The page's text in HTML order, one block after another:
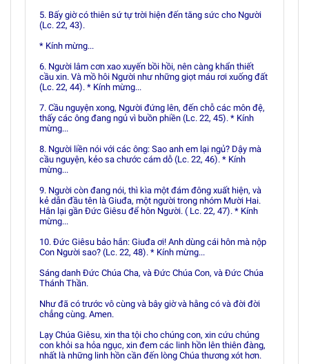
5. Bấy giờ có thiên sứ tự trời hiện đến tăng sức cho Người
(Lc. 22, 43).
* Kính mừng...
6. Người lâm cơn xao xuyến bồi hồi, nên càng khẩn thiết
cầu xin. Và mồ hôi Người như những giọt máu rơi xuống đất
(Lc. 22, 44). * Kính mừng...
7. Cầu nguyện xong, Người đứng lên, đến chỗ các môn đệ,
thấy các ông đang ngủ vì buồn phiền (Lc. 22, 45). * Kính
mừng...
8. Người liền nói với các ông: Sao anh em lại ngủ? Dậy mà
cầu nguyện, kẻo sa chước cám dỗ (Lc. 22, 46). * Kính
mừng...
9. Người còn đang nói, thì kìa một đám đông xuất hiện, và
kẻ dẫn đầu tên là Giuđa, một người trong nhóm Mười Hai.
Hắn lại gần Ðức Giêsu để hôn Người. ( Lc. 22, 47). * Kính
mừng...
10. Ðức Giêsu bảo hắn: Giuđa ơi! Anh dùng cái hôn mà nộp
Con Người sao? (Lc. 22, 48). * Kính mừng...
Sáng danh Ðức Chúa Cha, và Ðức Chúa Con, và Ðức Chúa
Thánh Thần.
Như đã có trước vô cùng và bây giờ và hằng có và đời đời
chẳng cùng. Amen.
Lạy Chúa Giêsu, xin tha tội cho chúng con, xin cứu chúng
con khỏi sa hỏa ngục, xin đem các linh hồn lên thiên đàng,
nhất là những linh hồn cần đến lòng Chúa thương xót hơn.